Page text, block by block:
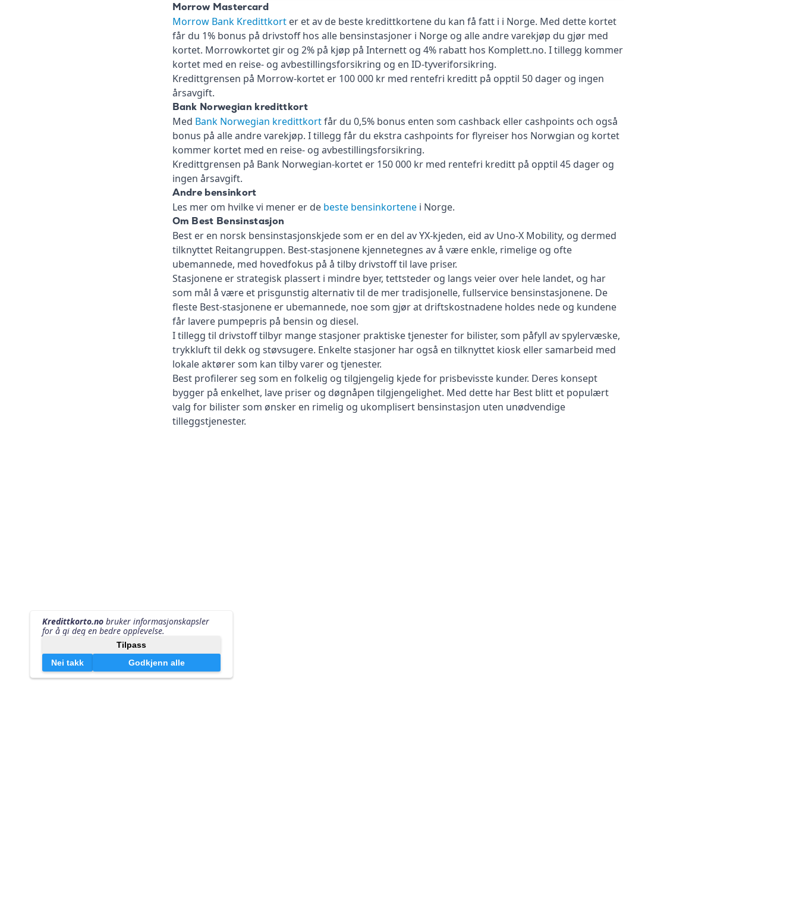
Morrow Mastercard
Morrow Bank Kredittkorter et av de beste kredittkortene du kan få fatt i i Norge. Med dette kortet
får du 1% bonus på drivstoff hos alle bensinstasjoner i Norge og alle andre varekjøp du gjør med
kortet. Morrowkortet gir og 2% på kjøp på Internett og 4% rabatt hos Komplett.no. I tillegg kommer
kortet med en reise- og avbestillingsforsikring og en ID-tyveriforsikring.
Kredittgrensen på Morrow-kortet er 100 000 kr med rentefri kreditt på opptil 50 dager og ingen
årsavgift.
Bank Norwegian kredittkort
Med Bank Norwegian kredittkortfår du 0,5% bonus enten som cashback eller cashpoints och også
bonus på alle andre varekjøp. I tillegg får du ekstra cashpoints for flyreiser hos Norwgian og kortet
kommer kortet med en reise- og avbestillingsforsikring.
Kredittgrensen på Bank Norwegian-kortet er 150 000 kr med rentefri kreditt på opptil 45 dager og
ingen årsavgift.
Andre bensinkort
Les mer om hvilke vi mener er de beste bensinkortenei Norge.
Om Best Bensinstasjon
Best er en norsk bensinstasjonskjede som er en del av YX-kjeden, eid av Uno-X Mobility, og dermed
tilknyttet Reitangruppen. Best-stasjonene kjennetegnes av å være enkle, rimelige og ofte
ubemannede, med hovedfokus på å tilby drivstoff til lave priser.
Stasjonene er strategisk plassert i mindre byer, tettsteder og langs veier over hele landet, og har
som mål å være et prisgunstig alternativ til de mer tradisjonelle, fullservice bensinstasjonene. De
fleste Best-stasjonene er ubemannede, noe som gjør at driftskostnadene holdes nede og kundene
får lavere pumpepris på bensin og diesel.
I tillegg til drivstoff tilbyr mange stasjoner praktiske tjenester for bilister, som påfyll av spylervæske,
trykkluft til dekk og støvsugere. Enkelte stasjoner har også en tilknyttet kiosk eller samarbeid med
lokale aktører som kan tilby varer og tjenester.
Best profilerer seg som en folkelig og tilgjengelig kjede for prisbevisste kunder. Deres konsept
bygger på enkelhet, lave priser og døgnåpen tilgjengelighet. Med dette har Best blitt et populært
valg for bilister som ønsker en rimelig og ukomplisert bensinstasjon uten unødvendige
tilleggstjenester.